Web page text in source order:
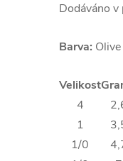
Dodáváno
Barva:
Velikost
4
1
1/0